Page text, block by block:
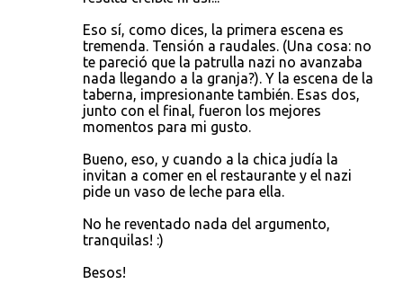
Eso sí, como dices, la primera escena es
tremenda. Tensión a raudales. (Una cosa: no
te pareció que la patrulla nazi no avanzaba
nada llegando a la granja?). Y la escena de la
taberna, impresionante también. Esas dos,
junto con el final, fueron los mejores
momentos para mi gusto.
Bueno, eso, y cuando a la chica judía la
invitan a comer en el restaurante y el nazi
pide un vaso de leche para ella.
No he reventado nada del argumento,
tranquilas! :)
Besos!